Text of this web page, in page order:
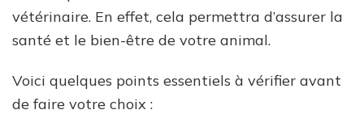
vétérinaire. En effet, cela permettra d’assurer la
santé et le bien-être de votre animal.
Voici quelques points essentiels à vérifier avant
de faire votre choix :